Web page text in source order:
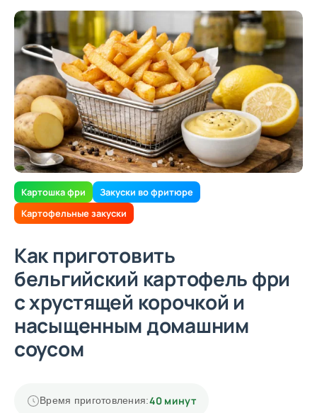
Картошка фри
Закуски во фритюре
Картофельные закуски
Как приготовить
бельгийский картофель фри
с хрустящей корочкой и
насыщенным домашним
соусом
Время приготовления:40 минут